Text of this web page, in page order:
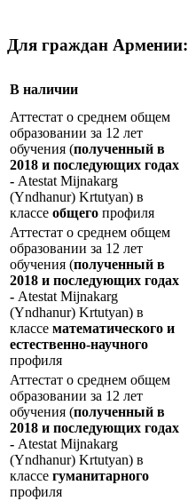
Для граждан Армении:
В наличии
Аттестат о среднем общем
образовании за 12 лет
обучения (полученный в
2018 и последующих годах
- Atestat Mijnakarg
(Yndhanur) Krtutyan) в
классе общего профиля
Аттестат о среднем общем
образовании за 12 лет
обучения (полученный в
2018 и последующих годах
- Atestat Mijnakarg
(Yndhanur) Krtutyan) в
классе математического и
естественно-научного
профиля
Аттестат о среднем общем
образовании за 12 лет
обучения (полученный в
2018 и последующих годах
- Atestat Mijnakarg
(Yndhanur) Krtutyan) в
классе гуманитарного
профиля